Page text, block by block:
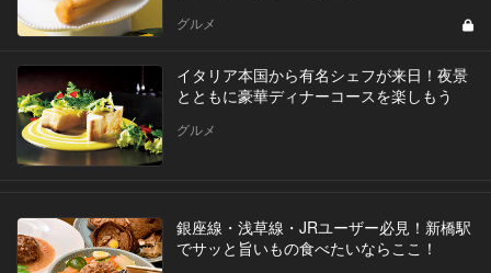
グルメ
イタリア本国から有名シェフが来日！夜景
とともに豪華ディナーコースを楽しもう
グルメ
銀座線・浅草線・JRユーザー必見！新橋駅
でサッと旨いもの食べたいならここ！